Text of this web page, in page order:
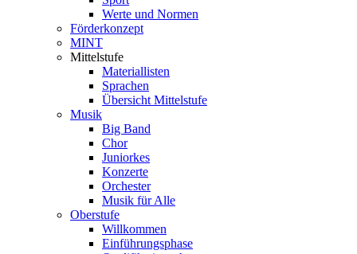
Werte und Normen
Förderkonzept
MINT
Mittelstufe
Materiallisten
Sprachen
Übersicht Mittelstufe
Musik
Big Band
Chor
Juniorkes
Konzerte
Orchester
Musik für Alle
Oberstufe
Willkommen
Einführungsphase